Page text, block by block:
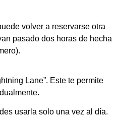
volver a reservarse otra
pasado dos horas de hecha
Lane”. Este te permite
usarla solo una vez al día.